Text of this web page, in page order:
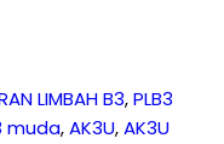
LIMBAH B3,PLB3
muda,AK3U,AK3U